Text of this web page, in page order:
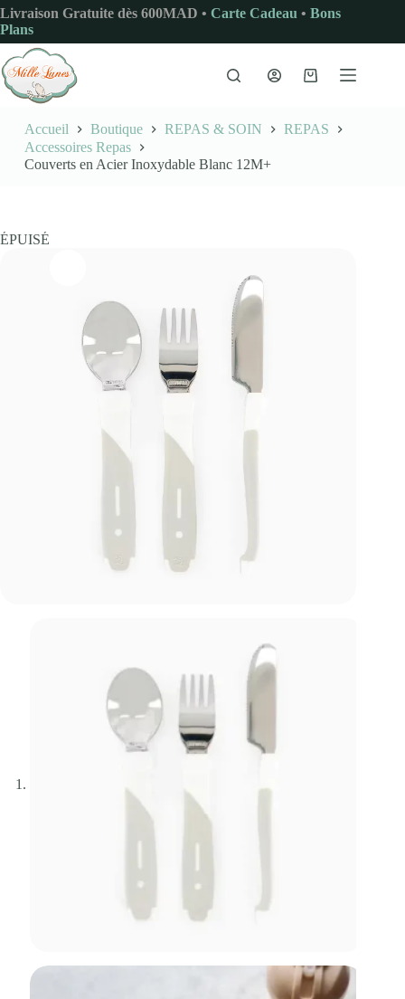
Passer
au
contenu
Livraison Gratuite dès 600MAD • Carte Cadeau • Bons
Plans
Panier
Accueil Boutique REPAS & SOIN
REPAS
Accessoires Repas
Couverts en Acier Inoxydable Blanc 12M+
ÉPUISÉ